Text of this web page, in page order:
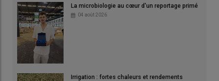
La microbiologie au cœur d'un reportage primé
04 août 2026
Irrigation : fortes chaleurs et rendements